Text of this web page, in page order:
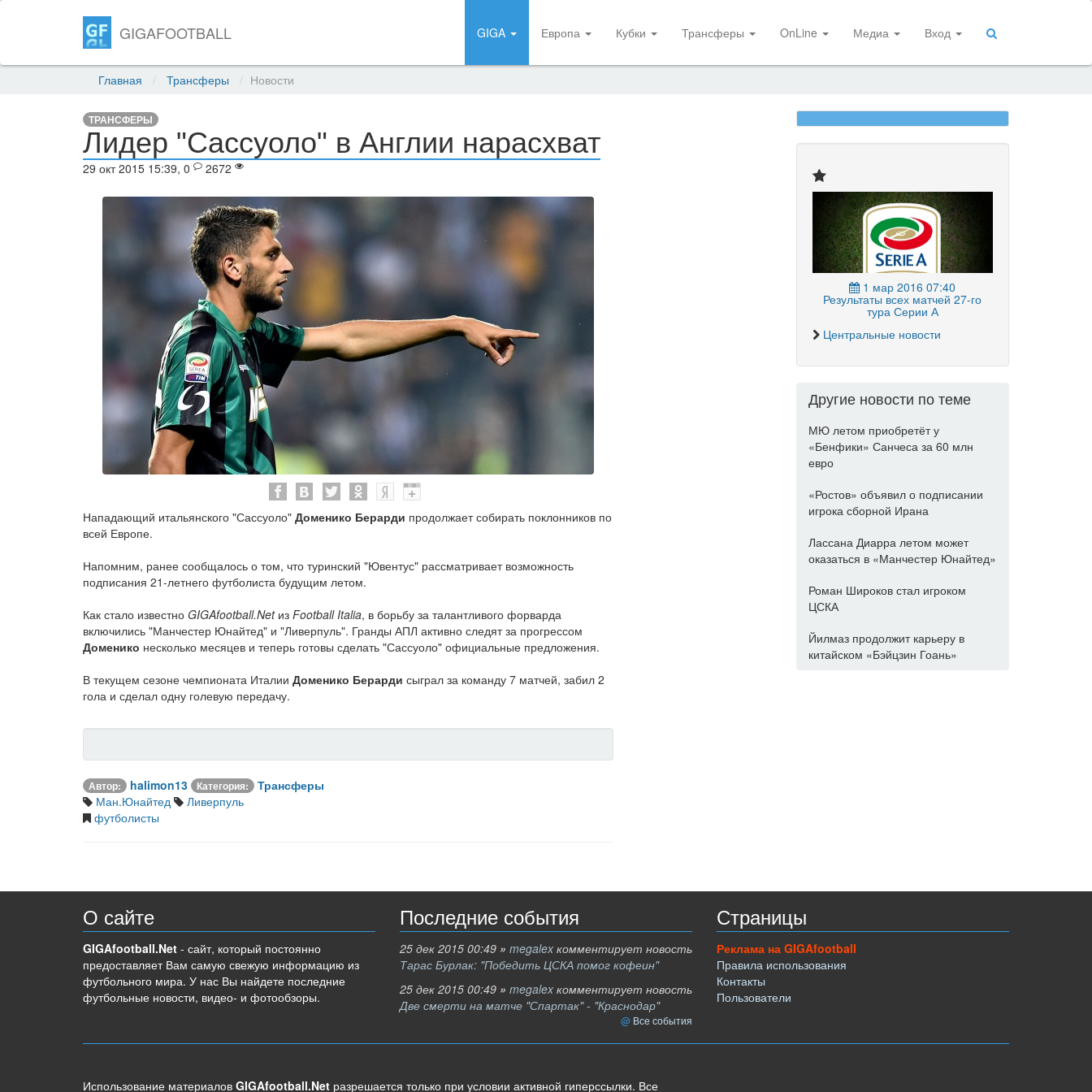
GIGAFOOTBALL GIGA Европа Кубки Трансферы OnLine Медиа Вход
Главная Трансферы Новости
ТРАНСФЕРЫ
Лидер "Сассуоло" в Англии нарасхват
29 окт 2015 15:39, 0 2672
Нападающий итальянского "Сассуоло" Доменико Берарди продолжает собирать поклонников по
всей Европе.
Напомним, ранее сообщалось о том, что туринский "Ювентус" рассматривает возможность
подписания 21-летнего футболиста будущим летом.
Как стало известно GIGAfootball.Netиз Football Italia, в борьбу за талантливого форварда
включились "Манчестер Юнайтед" и "Ливерпуль". Гранды АПЛ активно следят за прогрессом
Доменико несколько месяцев и теперь готовы сделать "Сассуоло" официальные предложения.
В текущем сезоне чемпионата Италии Доменико Берарди сыграл за команду 7 матчей, забил 2
гола и сделал одну голевую передачу.
Автор: halimon13 Категория:
Трансферы
Ман.Юнайтед
Ливерпуль
футболисты
1 мар 2016 07:40
Результаты всех матчей 27-го
тура Серии А
Центральные новости
Другие новости по теме
МЮ летом приобретёт у
«Бенфики» Санчеса за 60 млн
евро
«Ростов» объявил о подписании
игрока сборной Ирана
Лассана Диарра летом может
оказаться в «Манчестер Юнайтед»
Роман Широков стал игроком
ЦСКА
Йилмаз продолжит карьеру в
китайском «Бэйцзин Гоань»
О сайте
GIGAfootball.Net - сайт, который постоянно
предоставляет Вам самую свежую информацию из
футбольного мира. У нас Вы найдете последние
футбольные новости, видео- и фотообзоры.
Последние события
25 дек 2015 00:49 » megalex комментирует новость
Тарас Бурлак: "Победить ЦСКА помог кофеин"
25 дек 2015 00:49 » megalex комментирует новость
Две смерти на матче "Спартак" - "Краснодар"
Все события
Страницы
Реклама на GIGAfootball
Правила использования
Контакты
Пользователи
Использование материалов GIGAfootball.Net разрешается только при условии активной гиперссылки. Все